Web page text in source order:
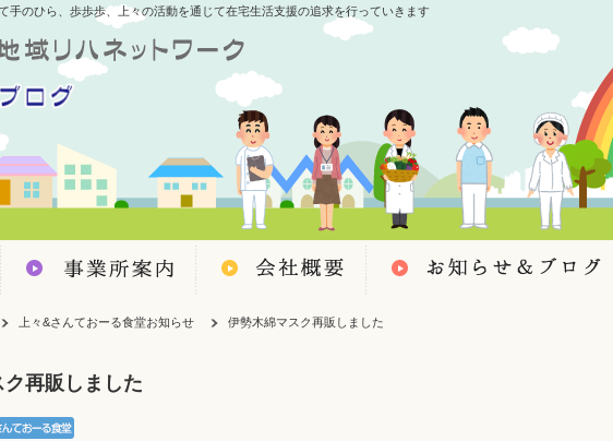
手のひら、歩歩歩、上々の活動を通じて在宅生活支援の追求を行っていきます
上々&さんておーる食堂お知らせ 伊勢木綿マスク再販しました
再販しました